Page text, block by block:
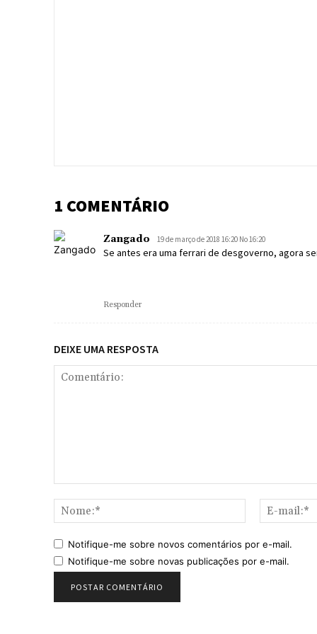
1 COMENTÁRIO
Zangado 19 de março de 2018 16:20 No 16:20
Se antes era uma ferrari de desgoverno, agora
Responder
DEIXE UMA RESPOSTA
Nome:*
Notifique-me sobre novos comentários por e-mail.
Notifique-me sobre novas publicações por e-mail.